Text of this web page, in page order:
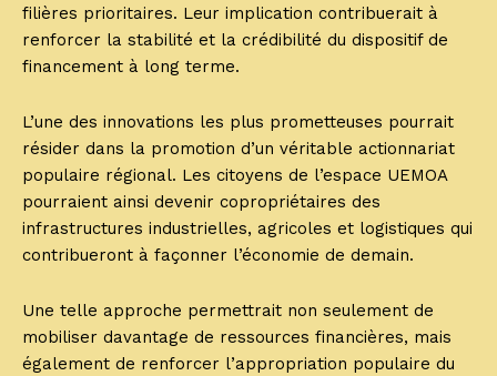
filières prioritaires. Leur implication contribuerait à
renforcer la stabilité et la crédibilité du dispositif de
financement à long terme.
L’une des innovations les plus prometteuses pourrait
résider dans la promotion d’un véritable actionnariat
populaire régional. Les citoyens de l’espace UEMOA
pourraient ainsi devenir copropriétaires des
infrastructures industrielles, agricoles et logistiques qui
contribueront à façonner l’économie de demain.
Une telle approche permettrait non seulement de
mobiliser davantage de ressources financières, mais
également de renforcer l’appropriation populaire du